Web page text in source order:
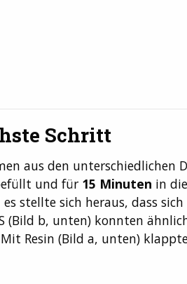
Schritt
aus den
und für 15 Minuten in die
stellte sich heraus, dass
(Bild b, unten) konnten
Resin (Bild a, unten)